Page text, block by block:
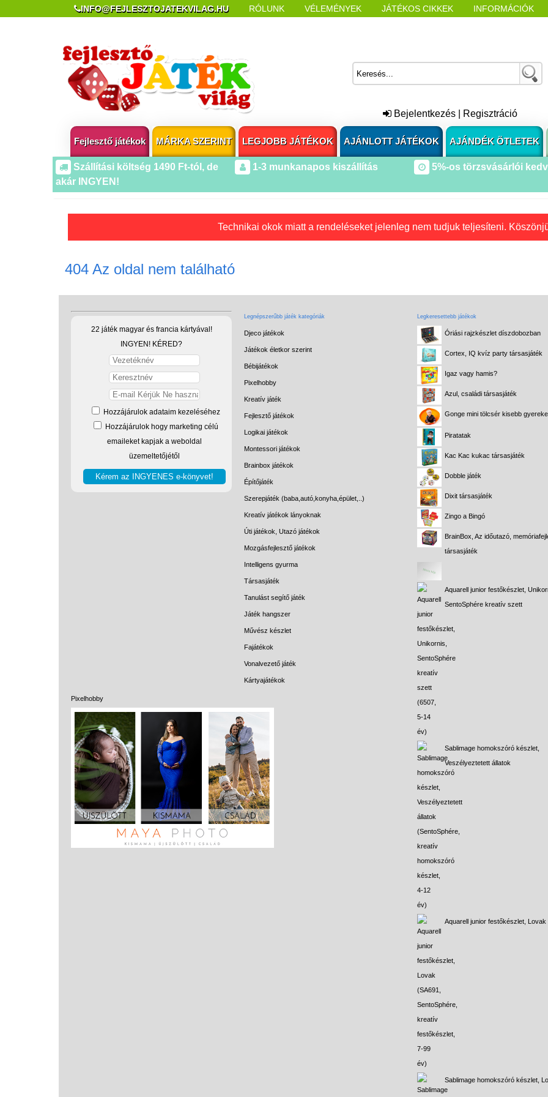
INFO@FEJLESZTOJATEKVILAG.HU RÓLUNK VÉLEMÉNYEK JÁTÉKOS CIKKEK INFORMÁCIÓK
Bejelentkezés Regisztráció
Fejlesztő játékok MÁRKA SZERINT LEGJOBB JÁTÉKOK AJÁNLOTT JÁTÉKOK AJÁNDÉK ÖTLETEK
Szállítási költség 1490 Ft-tól, de
akár INGYEN!
1-3 munkanapos kiszállítás 5%-os törzsvásárlói
Technikai okok miatt a rendeléseket jelenleg nem tudjuk teljesíteni.
404 Az oldal nem található
22 játék magyar és francia kártyával!
INGYEN! KÉRED?
Hozzájárulok adataim kezeléséhez
Hozzájárulok hogy marketing célú
emaileket kapjak a weboldal
üzemeltetőjétől
Pixelhobby
Legnépszerűbb játék kategóriák
Djeco játékok
Játékok életkor szerint
Bébijátékok
Pixelhobby
Kreatív játék
Fejlesztő játékok
Logikai játékok
Montessori játékok
Brainbox játékok
Építőjáték
Szerepjáték (baba,autó,konyha,épület,..)
Kreatív játékok lányoknak
Úti játékok, Utazó játékok
Mozgásfejlesztő játékok
Intelligens gyurma
Társasjáték
Tanulást segítő játék
Játék hangszer
Művész készlet
Fajátékok
Vonalvezető játék
Kártyajátékok
Legkeresettebb játékok
Óriási rajzkészlet díszdobozban
Cortex, IQ kvíz party társasjáték
Igaz vagy hamis?
Azul, családi társasjáték
Gonge mini tölcsér kisebb
Piratatak
Kac Kac kukac társasjáték
Dobble játék
Dixit társasjáték
Zingo a Bingó
BrainBox, Az időutazó,
társasjáték
Aquarell junior festőkészlet,
SentoSphére kreatív szett
Sablimage homokszóró készlet,
Veszélyeztetett állatok
Aquarell junior festőkészlet, Lovak
Sablimage homokszóró készlet,